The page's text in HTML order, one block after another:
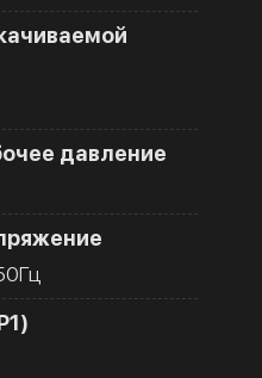
давление